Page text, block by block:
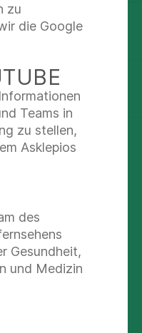
zu
die Google
Teams in
zu stellen,
Asklepios
des
Gesundheit,
und Medizin